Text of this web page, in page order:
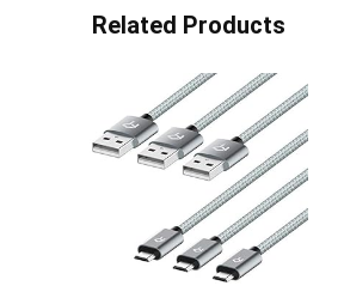
Related Products